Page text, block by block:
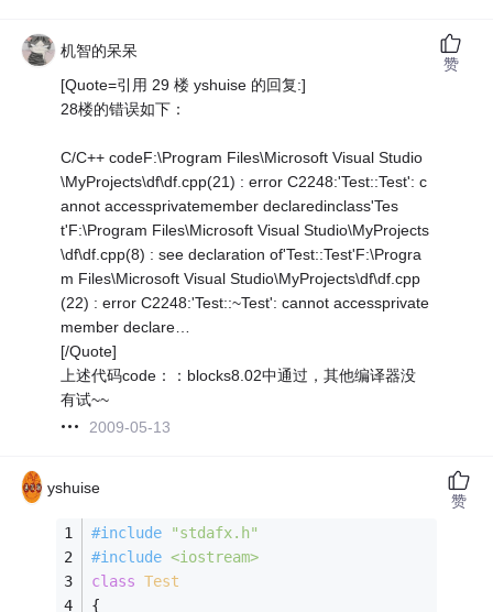
机智的呆呆
[Quote=引用 29 楼 yshuise 的回复:]
28楼的错误如下：
C/C++ codeF:\Program Files\Microsoft Visual Studio
\MyProjects\df\df.cpp(21) : error C2248:'Test::Test': c
annot accessprivatemember declaredinclass'Tes
t'F:\Program Files\Microsoft Visual Studio\MyProjects
\df\df.cpp(8) : see declaration of'Test::Test'F:\Progra
m Files\Microsoft Visual Studio\MyProjects\df\df.cpp
(22) : error C2248:'Test::~Test': cannot accessprivate
member declare…
[/Quote]
上述代码code：：blocks8.02中通过，其他编译器没
有试~~
2009-05-13
赞
yshuise
#include
"stdafx.h"
#include <iostream>
class Test
{
赞